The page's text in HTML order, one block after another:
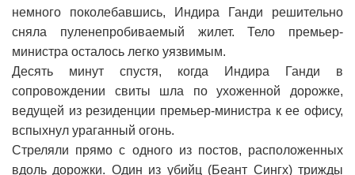
немного поколебавшись, Индира Ганди решительно
сняла пуленепробиваемый жилет. Тело премьер-
министра осталось легко уязвимым.
Десять минут спустя, когда Индира Ганди в
сопровождении свиты шла по ухоженной дорожке,
ведущей из резиденции премьер-министра к ее офису,
вспыхнул ураганный огонь.
Стреляли прямо с одного из постов, расположенных
вдоль дорожки. Один из убийц (Беант Сингх) трижды